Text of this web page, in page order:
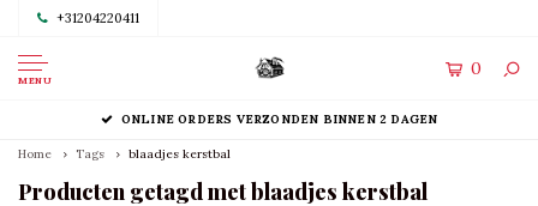
+31204220411
MENU
0
ONLINE ORDERS VERZONDEN BINNEN 2 DAGEN
Home Tags blaadjes kerstbal
Producten getagd met blaadjes kerstbal